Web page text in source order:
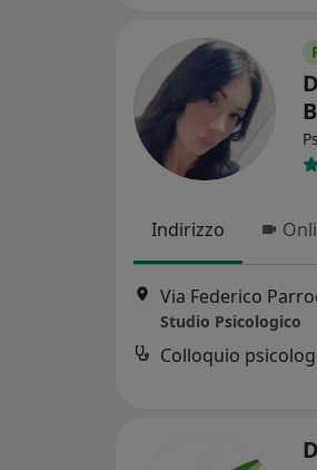
Indirizzo
Via Federico
Studio Psicologico
Colloquio